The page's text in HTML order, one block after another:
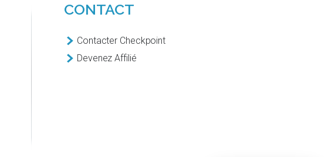
CONTACT
Contacter Checkpoint
Devenez Affilié